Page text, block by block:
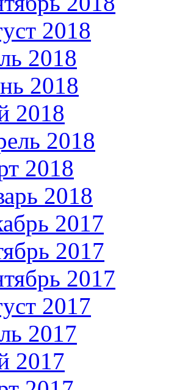
2018
2018
2018
2018
2018
2018
2018
2017
2017
2017
2017
2017
2017